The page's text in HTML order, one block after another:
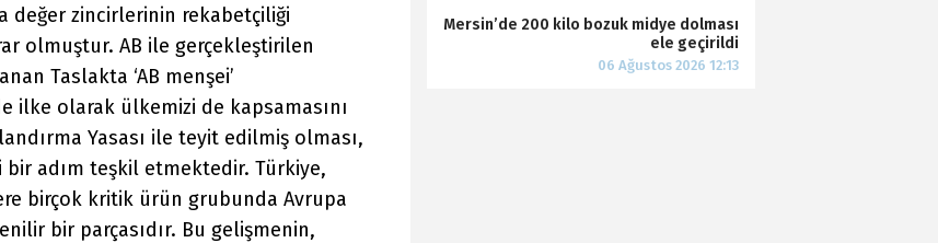
değer zincirlerinin rekabetçiliği
olmuştur. AB ile gerçekleştirilen
Taslakta ‘AB menşei’
ilke olarak ülkemizi de kapsamasını
Yasası ile teyit edilmiş olması,
adım teşkil etmektedir. Türkiye,
birçok kritik ürün grubunda Avrupa
bir parçasıdır. Bu gelişmenin,
Mersin’de 200 kilo bozuk midye dolması
ele geçirildi